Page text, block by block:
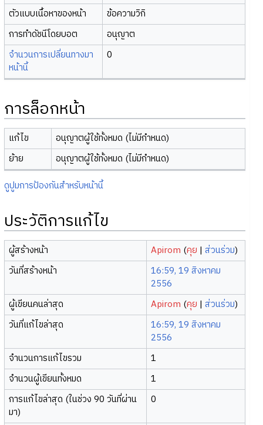
ตัวแบบเนื้อหาของหน้า
ข้อความวิกิ
การทำดัชนีโดยบอต
อนุญาต
จำนวนการเปลี่ยนทางมา
หน้านี้
0
การล็อกหน้า
แก้ไข
อนุญาตผู้ใช้ทั้งหมด (ไม่มีกำหนด)
ย้าย
อนุญาตผู้ใช้ทั้งหมด (ไม่มีกำหนด)
ดูปูมการป้องกันสำหรับหน้านี้
ประวัติการแก้ไข
ผู้สร้างหน้า Apirom (คุย |ส่วนร่วม)
วันที่สร้างหน้า
16:59, 19 สิงหาคม
2556
ผู้เขียนคนล่าสุด
Apirom (คุย |ส่วนร่วม)
วันที่แก้ไขล่าสุด
16:59, 19 สิงหาคม
2556
จำนวนการแก้ไขรวม
1
จำนวนผู้เขียนทั้งหมด
1
การแก้ไขล่าสุด (ในช่วง 90 วันที่ผ่าน
มา)
0